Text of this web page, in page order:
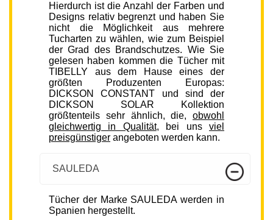
Hierdurch ist die Anzahl der Farben und
Designs relativ begrenzt und haben Sie
nicht die Möglichkeit aus mehrere
Tucharten zu wählen, wie zum Beispiel
der Grad des Brandschutzes. Wie Sie
gelesen haben kommen die Tücher mit
TIBELLY aus dem Hause eines der
größten Produzenten Europas:
DICKSON CONSTANT und sind der
DICKSON SOLAR Kollektion
größtenteils sehr ähnlich, die, obwohl
gleichwertig in Qualität, bei unsviel
preisgünstiger angeboten werden kann.
SAULEDA
Tücher der Marke SAULEDA werden in
Spanien hergestellt.